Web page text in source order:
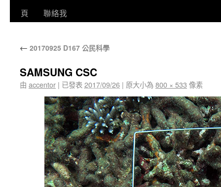
頁
聯絡我
← 20170925 D167 公民科學
SAMSUNG CSC
由 accentor | 已發表2017/09/26 | 原大小為800 × 533 像素